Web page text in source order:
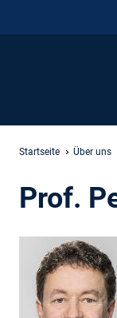
Startseite Über uns
Prof.